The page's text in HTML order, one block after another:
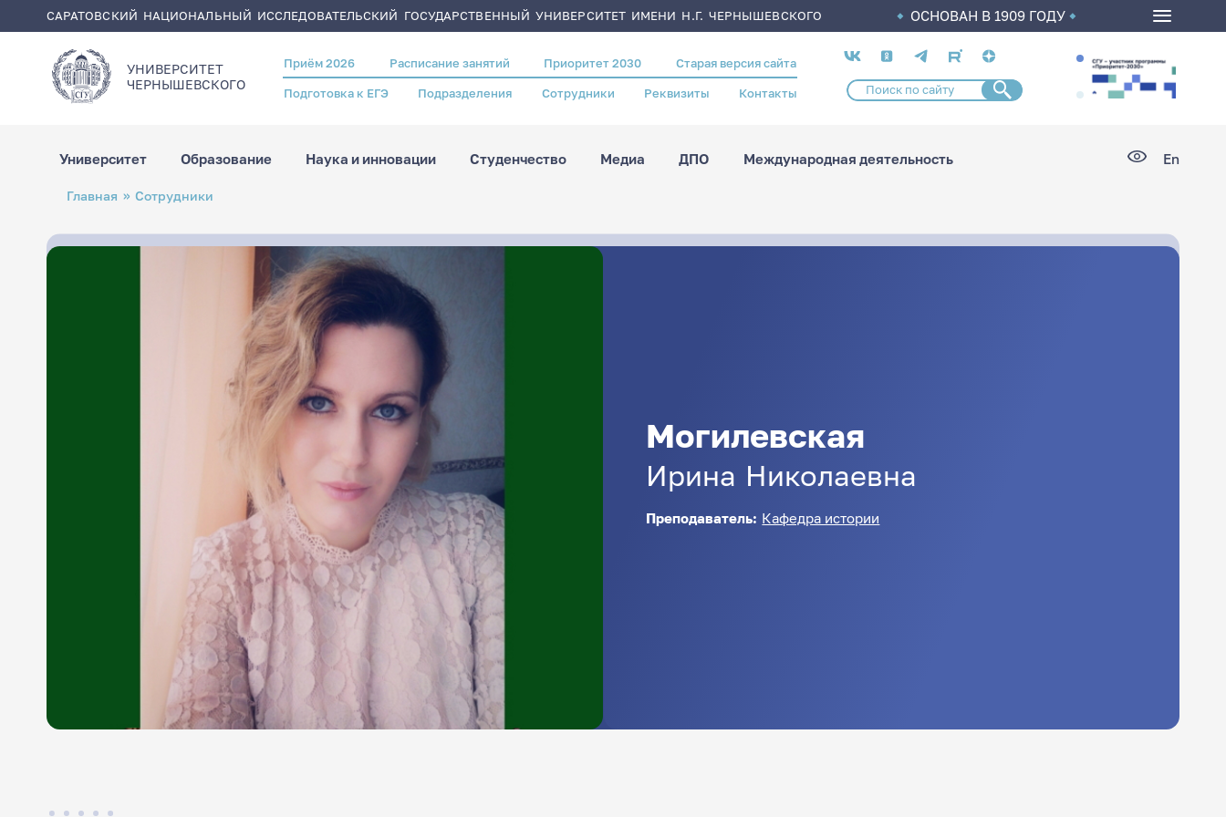
САРАТОВСКИЙ НАЦИОНАЛЬНЫЙ ИССЛЕДОВАТЕЛЬСКИЙ ГОСУДАРСТВЕННЫЙ УНИВЕРСИТЕТ ИМЕНИ Н.Г. ЧЕРНЫШЕВСКОГО ОСНОВАН В 1909 ГОДУ
УНИВЕРСИТЕТ
ЧЕРНЫШЕВСКОГO
Header
menu
Приём 2026 Расписание занятий Приоритет 2030 Старая версия сайта
Подготовка к ЕГЭ Подразделения Сотрудники Реквизиты Контакты
Социальные
сети
Университет Образование Наука и инновации Студенчество Медиа ДПО Международная деятельность En
Строка
навигации
Главная Сотрудники
Могилевская
Ирина Николаевна
Преподаватель: Кафедра истории